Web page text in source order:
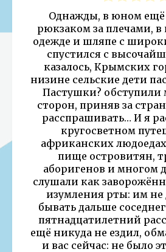
Однажды, в юном ещё
рюкзаком за плечами,
одежде и шляпе с
спустился с
казалось, Крымских
низине сельские дети
Пастушки? обступили
сторон, приняв за
расспрашивать… И я
кругосветном
африканских
пище островитян,
аборигенов и многом
слушали как
изумления рты: им не
бывать дальше
пятнадцатилетний
ещё никуда не ездил,
и вас сейчас: не было